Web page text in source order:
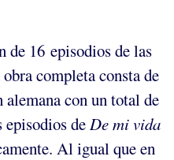
de 16 episodios de las
completa consta de
con un total de
deDe mi vida
Al igual que en